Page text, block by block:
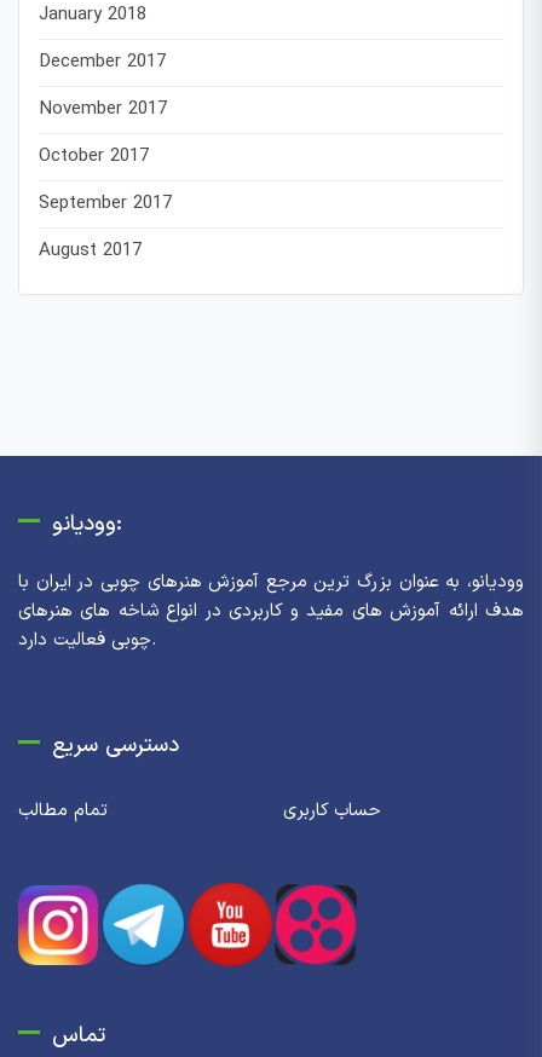
January 2018
December 2017
November 2017
October 2017
September 2017
August 2017
وودیانو:
وودیانو، به عنوان بزرگ ترین مرجع آموزش هنرهای چوبی در ایران با
هدف ارائه آموزش های مفید و کاربردی در انواع شاخه های هنرهای
چوبی فعالیت دارد.
دسترسی سریع
تمام مطالب حساب کاربری
تماس